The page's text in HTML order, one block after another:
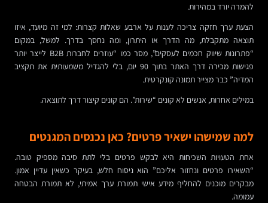
להמרה יורד במהירות.
הצעת ערך חזקה צריכה לענות על ארבע שאלות קצרות: למי זה מיועד, איזו
תוצאה מתקבלת, מה הדרך או היתרון, ומה נחסך בדרך. למשל, במקום
“פתרונות שיווק חכמים לעסקים”, מסר כמו “עוזרים לחברות B2B לייצר יותר
פגישות מכירה דרך האתר בתוך 90 יום, בלי להגדיל משמעותית את תקציב
המדיה” כבר מצייר תמונה קונקרטית.
במילים אחרות, אנשים לא קונים “שירות”. הם קונים קיצור דרך לתוצאה.
למה שמישהו ישאיר פרטים? כאן נכנסים המגנטים
אחת הטעויות השכיחות היא לבקש פרטים בלי לתת סיבה מספיק טובה.
“השאירו פרטים ונחזור אליכם” הוא ניסוח חלש, בעיקר כשאין עדיין אמון.
מבקרים מוכנים להחליף מידע אישי תמורת ערך אמיתי, לא תמורת הבטחה
עמומה.